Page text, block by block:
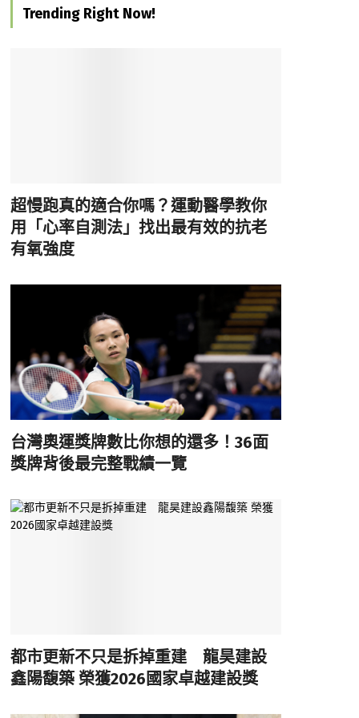
Trending Right Now!
超慢跑真的適合你嗎？運動醫學教你
用「心率自測法」找出最有效的抗老
有氧強度
台灣奧運獎牌數比你想的還多！36面
獎牌背後最完整戰績一覽
都市更新不只是拆掉重建 龍昊建設
鑫陽馥築 榮獲2026國家卓越建設獎